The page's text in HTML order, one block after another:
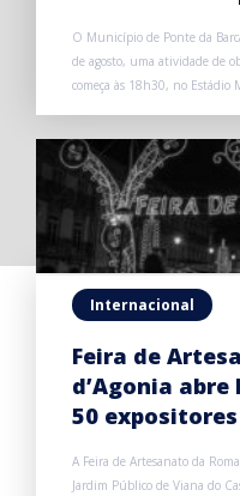
O Município de Ponte da
de agosto, uma atividade de
começa às 18h30, no
Internacional
Feira de
d’Agonia
50 expositores
A Feira de Artesanato da
Jardim Público de Viana do